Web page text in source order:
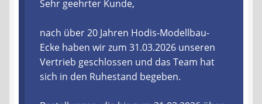
Warenkorb
Ablauf einer Bestellung
Sehr geehrter Kunde,
nach über 20 Jahren Hodis-Modellbau-
Ecke haben wir zum 31.03.2026 unseren
Vertrieb geschlossen und das Team hat
sich in den Ruhestand begeben.